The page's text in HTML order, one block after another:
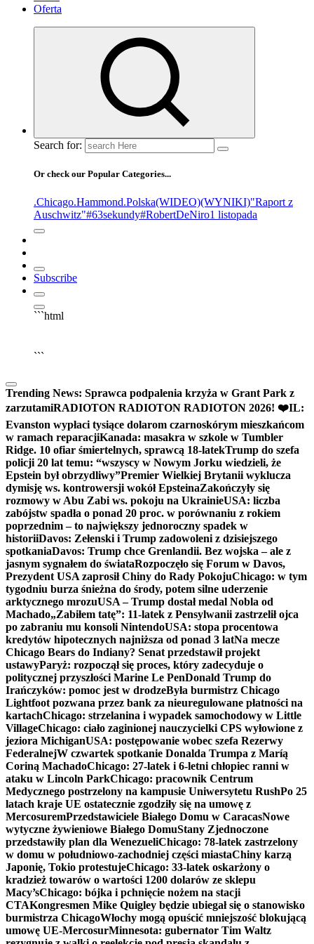
Oferta
Search for:
Or check our Popular Categories...
.Chicago.Hammond.Polska(WIDEO)(WYNIKI)"Raport z
Auschwitz"#63sekundy#RobertDeNiro1 listopada
Subscribe
```html
```
Trending News: Sprawca podpalenia krzyża w Grant Park z
zarzutamiRADIOTON RADIOTON RADIOTON 2026! ❤️IL:
Evanston wypłaci tysiące dolarom czarnoskórym mieszkańcom
w ramach reparacjiKanada: masakra w szkole w Tumbler
Ridge. 10 ofiar śmiertelnych, sprawcą 18-latekTrump do szefa
policji 20 lat temu: “wszyscy w Nowym Jorku wiedzieli, że
Epstein był obrzydliwy”Premier Wielkiej Brytanii wyklucza
dymisję ws. kontrowersji wokół EpsteinaZakończyły się
rozmowy w Abu Zabi ws. pokoju na UkrainieUSA: liczba
zabójstw spadła o ponad 20 proc. w porównaniu z rokiem
poprzednim – to największy jednoroczny spadek w
historiiDavos: Zełenski i Trump zadowoleni z dzisiejszego
spotkaniaDavos: Trump chce Grenlandii. Bez wojska – ale z
jasnym sygnałem do świataRozpoczęło się Forum w Davos,
Prezydent USA zaprosił Chiny do Rady PokojuChicago: w tym
tygodniu burza śnieżna do środy, potem silne uderzenie
arktycznego mrozuUSA – Trump dostał medal Nobla od
Machado„Zabiłem tatę”: 11-latek z Pensylwanii zastrzelił ojca
po zabraniu mu konsoli NintendoUSA: stopa procentowa
kredytów hipotecznych najniższa od ponad 3 latNa mecze
Chicago Bears do Indiany? Senat przedstawił projekt
ustawyParyż: rozpoczął się proces, który zadecyduje o
politycznej przyszłości Marine Le PenDonald Trump do
Irańczyków: pomoc jest w drodzeByła burmistrz Chicago
Lightfoot pozwana przez bank za nieuregulowane płatności na
kartachChicago: strzelanina i wypadek samochodowy w Little
VillageChicago: ciało zaginionej nauczycielki CPS wyłowione z
jeziora MichiganUSA: postępowanie wobec szefa Rezerwy
FederalnejW czwartek spotkanie Donalda Trumpa z Maríą
Coriną MachadoChicago: 27-latek i 6-letni chłopiec ranni w
ataku w Lincoln ParkChicago: pracownik Centrum
Medycznego postrzelony na kampusie Uniwersytetu RushPo 25
latach kraje UE ostatecznie zgodziły się na umowę z
MercosuremPrzedstawiciele Białego Domu w CaracasNowe
wytyczne żywieniowe Białego DomuStany Zjednoczone
przedstawiły plan dla WenezueliChicago: 78-latek zastrzelony
w domu w południowo-zachodniej części miastaChiny karzą
Japonię, Tokio protestujeChicago: 33-latek oskarżony o
kradzież towarów o wartości 1200 dolarów ze sklepu
Macy’sChicago: bójka i pchnięcie nożem na stacji
CTAKongresmen Mike Quigley będzie ubiegał się o stanowisko
burmistrza ChicagoWłochy mogą opuścić mniejszość blokującą
umowę UE-MercosurMinnesota: gubernator Tim Waltz